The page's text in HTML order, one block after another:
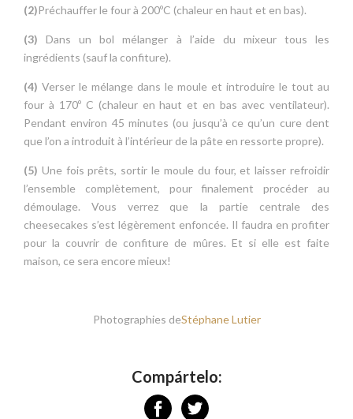
(2)Préchauffer le four à 200ºC (chaleur en haut et en bas).
(3) Dans un bol mélanger à l’aide du mixeur tous les
ingrédients (sauf la confiture).
(4) Verser le mélange dans le moule et introduire le tout au
four à 170º C (chaleur en haut et en bas avec ventilateur).
Pendant environ 45 minutes (ou jusqu’à ce qu’un cure dent
que l’on a introduit à l’intérieur de la pâte en ressorte propre).
(5) Une fois prêts, sortir le moule du four, et laisser refroidir
l’ensemble complètement, pour finalement procéder au
démoulage. Vous verrez que la partie centrale des
cheesecakes s’est légèrement enfoncée. Il faudra en profiter
pour la couvrir de confiture de mûres. Et si elle est faite
maison, ce sera encore mieux!
Photographies deStéphane Lutier
Compártelo: